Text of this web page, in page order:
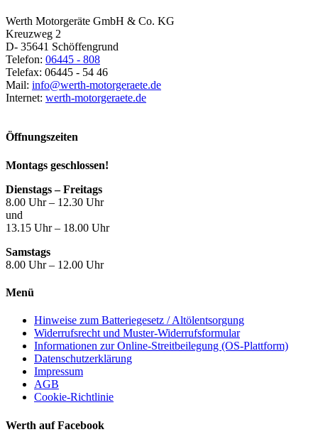
Werth Motorgeräte GmbH & Co. KG
Kreuzweg 2
D- 35641 Schöffengrund
Telefon: 06445 - 808
Telefax: 06445 - 54 46
Mail: info@werth-motorgeraete.de
Internet: werth-motorgeraete.de
Öffnungszeiten
Montags geschlossen!
Dienstags – Freitags
8.00 Uhr – 12.30 Uhr
und
13.15 Uhr – 18.00 Uhr
Samstags
8.00 Uhr – 12.00 Uhr
Menü
Hinweise zum Batteriegesetz / Altölentsorgung
Widerrufsrecht und Muster-Widerrufsformular
Informationen zur Online-Streitbeilegung (OS-Plattform)
Datenschutzerklärung
Impressum
AGB
Cookie-Richtlinie
Werth auf Facebook